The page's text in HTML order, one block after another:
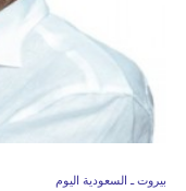
بيروت ـ السعودية اليوم